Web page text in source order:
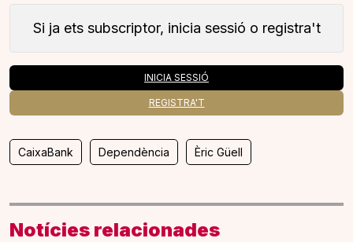
Si ja ets subscriptor, inicia sessió o registra't
INICIA SESSIÓ
REGISTRA'T
CaixaBank Dependència Èric Güell
Notícies relacionades